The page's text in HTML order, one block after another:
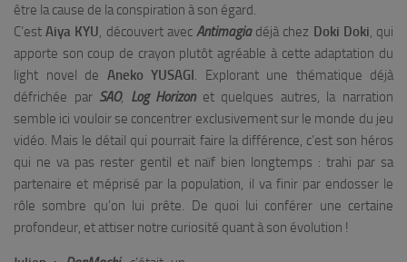
être la cause de la conspiration à son égard.
C’estAiya KYU, découvert avecAntimagiadéjà chez Doki Doki, qui
apporte son coup de crayon plutôt agréable à cette adaptation du
light novel de Aneko YUSAGI. Explorant une thématique déjà
défrichée par SAO, Log Horizonet quelques autres, la narration
semble ici vouloir se concentrer exclusivement sur le monde du jeu
vidéo. Mais le détail qui pourrait faire la différence, c’est son héros
qui ne va pas rester gentil et naïf bien longtemps : trahi par sa
partenaire et méprisé par la population, il va finir par endosser le
rôle sombre qu’on lui prête. De quoi lui conférer une certaine
profondeur, et attiser notre curiosité quant à son évolution !